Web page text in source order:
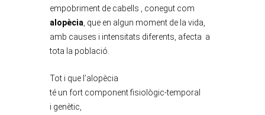
empobriment de cabells , conegut com
alopècia, que en algun moment de la vida,
amb causes i intensitats diferents, afecta a
tota la població.
Tot i que l’alopècia
té un fort component fisiològic-temporal
i genètic,